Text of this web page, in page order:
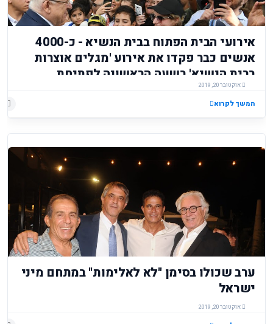
אירועי הבית הפתוח בבית הנשיא - כ-4000
אנשים כבר פקדו את אירוע 'מגלים אוצרות
בבית הנשיא' בשעה הראשונה לפתיחת
באוקטובר 2019.
אוקטובר 20, 2019
המשך לקרוא
ערב שכולו בסימן "לא לאלימות" במתחם מיני
ישראל
אוקטובר 20, 2019